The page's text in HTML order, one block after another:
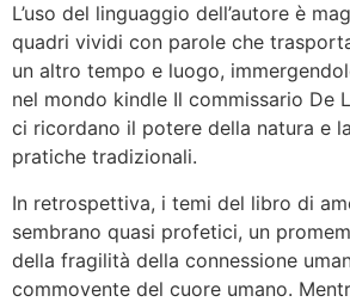
L’uso del linguaggio dell’autore è
quadri vividi con parole che
un altro tempo e luogo,
nel mondo kindle Il commissario De
ci ricordano il potere della natura e
pratiche tradizionali.
In retrospettiva, i temi del libro di
sembrano quasi profetici, un
della fragilità della connessione
commovente del cuore umano.